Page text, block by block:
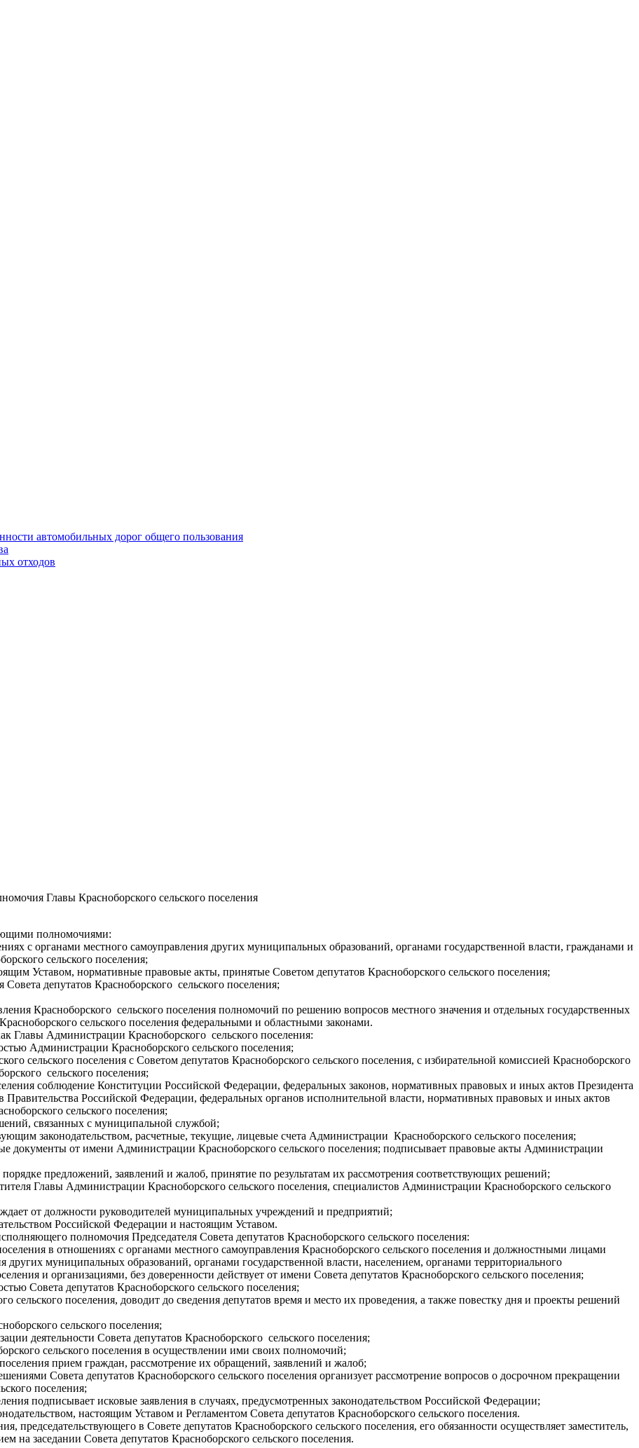
автомобильных дорог общего пользования
отходов
Главы Красноборского сельского поселения
полномочиями:
с органами местного самоуправления других муниципальных образований, органами государственной власти, гражданами и
сельского поселения;
Уставом, нормативные правовые акты, принятые Советом депутатов Красноборского сельского поселения;
Совета депутатов Красноборского сельского поселения;
Красноборского сельского поселения полномочий по решению вопросов местного значения и отдельных государственных
сельского поселения федеральными и областными законами.
Главы Администрации Красноборского сельского поселения:
Администрации Красноборского сельского поселения;
сельского поселения с Советом депутатов Красноборского сельского поселения, с избирательной комиссией Красноборского
сельского поселения;
соблюдение Конституции Российской Федерации, федеральных законов, нормативных правовых и иных актов Президента
Российской Федерации, федеральных органов исполнительной власти, нормативных правовых и иных актов
сельского поселения;
связанных с муниципальной службой;
законодательством, расчетные, текущие, лицевые счета Администрации Красноборского сельского поселения;
документы от имени Администрации Красноборского сельского поселения; подписывает правовые акты Администрации
предложений, заявлений и жалоб, принятие по результатам их рассмотрения соответствующих решений;
Главы Администрации Красноборского сельского поселения, специалистов Администрации Красноборского сельского
от должности руководителей муниципальных учреждений и предприятий;
Российской Федерации и настоящим Уставом.
полномочия Председателя Совета депутатов Красноборского сельского поселения:
в отношениях с органами местного самоуправления Красноборского сельского поселения и должностными лицами
других муниципальных образований, органами государственной власти, населением, органами территориального
и организациями, без доверенности действует от имени Совета депутатов Красноборского сельского поселения;
Совета депутатов Красноборского сельского поселения;
сельского поселения, доводит до сведения депутатов время и место их проведения, а также повестку дня и проекты решений
сельского поселения;
деятельности Совета депутатов Красноборского сельского поселения;
сельского поселения в осуществлении ими своих полномочий;
прием граждан, рассмотрение их обращений, заявлений и жалоб;
Совета депутатов Красноборского сельского поселения организует рассмотрение вопросов о досрочном прекращении
поселения;
подписывает исковые заявления в случаях, предусмотренных законодательством Российской Федерации;
настоящим Уставом и Регламентом Совета депутатов Красноборского сельского поселения.
председательствующего в Совете депутатов Красноборского сельского поселения, его обязанности осуществляет заместитель,
на заседании Совета депутатов Красноборского сельского поселения.